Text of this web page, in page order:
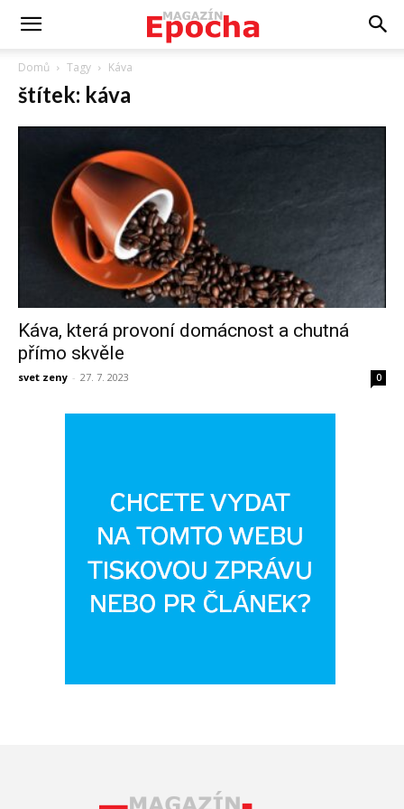
Domů Tagy Káva
štítek: káva
Káva, která provoní domácnost a chutná
přímo skvěle
svet zeny - 27. 7. 2023 0